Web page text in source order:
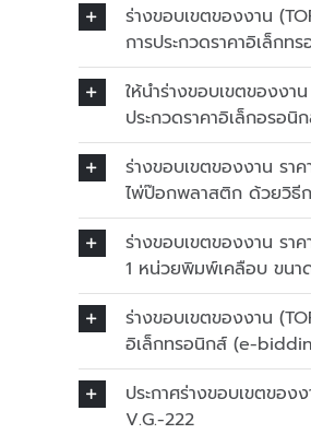
ร่างขอบเขตของงาน
การประกวดราคาอิเล็ก
ให้นำร่างขอบเขตของงา
ประกวดราคาอิเล็กอรอ
ร่างขอบเขตของงาน รา
ไพ่ป๊อกพลาสติก ด้วยวิธี
ร่างขอบเขตของงาน รา
1 หน่วยพิมพ์เคลือบ ขนา
ร่างขอบเขตของงาน
อิเล็กทรอนิกส์ (e-
ประกาศร่างขอบเขตขอ
V.G.-222